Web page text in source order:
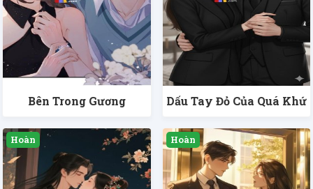
Bên Trong Gương Dấu Tay Đỏ Của Quá Khứ